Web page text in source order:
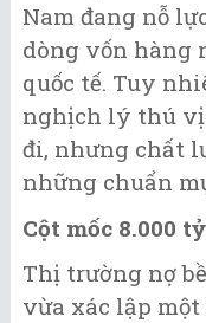
Nam đang nỗ
dòng vốn hàng
quốc tế. Tuy
nghịch lý thú
đi, nhưng chất
những chuẩn
Cột mốc 8.000
Thị trường nợ
vừa xác lập